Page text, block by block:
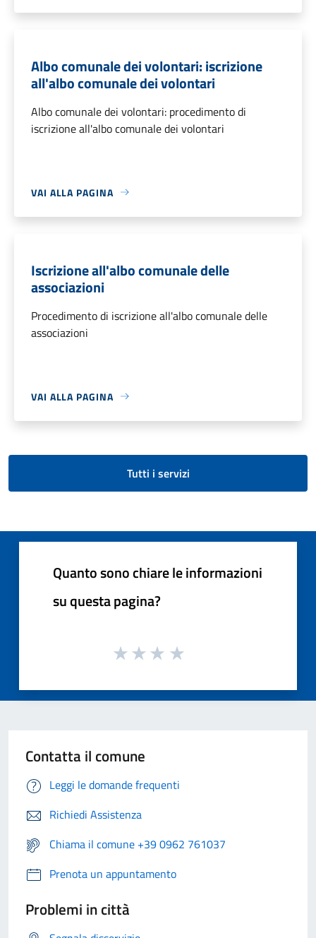
Albo comunale dei volontari: iscrizione
all'albo comunale dei volontari
Albo comunale dei volontari: procedimento di
iscrizione all'albo comunale dei volontari
VAI ALLA PAGINA
Iscrizione all'albo comunale delle
associazioni
Procedimento di iscrizione all'albo comunale delle
associazioni
VAI ALLA PAGINA
Tutti i servizi
Quanto sono chiare le informazioni
su questa pagina?
Contatta il comune
Leggi le domande frequenti
Richiedi Assistenza
Chiama il comune +39 0962 761037
Prenota un appuntamento
Problemi in città